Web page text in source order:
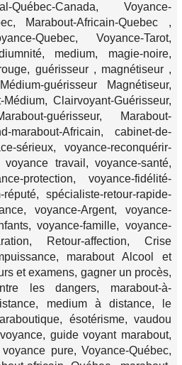
Québec-Canada, Voyance-
Marabout-Africain-Quebec ,
Quebec, Voyance-Tarot,
medium, magie-noire,
guérisseur , magnétiseur ,
guérisseur Magnétiseur,
Clairvoyant-Guérisseur,
guérisseur, Marabout-
marabout-Africain, cabinet-de-
sérieux, voyance-reconquérir-
voyance travail, voyance-santé,
protection, voyance-fidélité-
spécialiste-retour-rapide-
voyance-Argent, voyance-
voyance-famille, voyance-
Retour-affection, Crise
marabout Alcool et
et examens, gagner un procès,
les dangers, marabout-à-
medium à distance, le
ésotérisme, vaudou
guide voyant marabout,
pure, Voyance-Québec,